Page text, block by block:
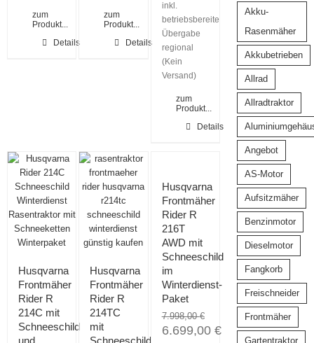
zum
Produkt...
Details
zum
Produkt...
Details
inkl.
betriebsbereite
Übergabe
regional
(Kein
Versand)
zum
Produkt...
Details
Husqvarna
Frontmäher
Rider R
214C mit
Schneeschild
Husqvarna
Frontmäher
Rider R
214TC
mit
Husqvarna
Frontmäher
Rider R
216T
AWD mit
Schneeschild
im
Winterdienst-
Paket
7.998,00€
6.699,00 €
Akku-
Rasenmäher
Akkubetrieben
Allrad
Allradtraktor
Angebot
AS-Motor
Aufsitzmäher
Benzinmotor
Dieselmotor
Fangkorb
Freischneider
Frontmäher
Gartentraktor